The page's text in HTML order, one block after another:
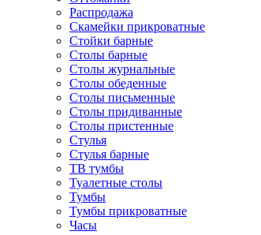
Распродажа
Скамейки прикроватные
Стойки барные
Столы барные
Столы журнальные
Столы обеденные
Столы письменные
Столы придиванные
Столы пристенные
Стулья
Стулья барные
ТВ тумбы
Туалетные столы
Тумбы
Тумбы прикроватные
Часы